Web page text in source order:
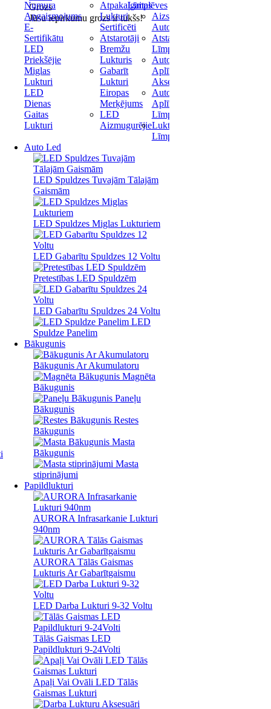
Numura
Apgaismojums
E-
Sertifikātu
LED
Priekšējie
Miglas
Lukturi
LED
Dienas
Gaitas
Lukturi
Atpakaļgaitas
Lukturi
Sertificēti
Atstarotāji
Bremžu
Lukturis
Gabarīt
Lukturi
Eiropas
Merķējums
LED
Aizmugurējie
Līmplēves
Aizsargplēve
Automašīnai
Atstarojošas
Līmplēves
Auto
Aplīmēšanas
Aksesuāri
Auto
Aplīmēšanas
Līmplēve
Lukturu
Līmplēve
Auto Led
LED Spuldzes Tuvajām Tālajām
Gaismām
LED Spuldzes Miglas Lukturiem
LED Gabarītu Spuldzes 12 Voltu
Pretestības LED Spuldzēm
LED Gabarītu Spuldzes 24 Voltu
LED
Spuldze Panelim
Bākugunis
Bākugunis Ar Akumulatoru
Magnēta
Bākugunis
Paneļu
Bākugunis
Restes
Bākugunis
Masta
Bākugunis
Masta
stiprinājumi
Papildlukturi
AURORA Infrasarkanie Lukturi
940nm
AURORA Tālās Gaismas
Lukturis Ar Gabarītgaismu
LED Darba Lukturi 9-32 Voltu
Tālās Gaismas LED
Papildlukturi 9-24Volti
Apaļi Vai Ovāli LED Tālās
Gaismas Lukturi
Grozs
Jūsu iepirkumu grozs ir tukšs!